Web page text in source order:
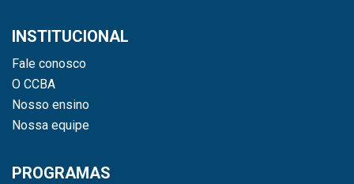
INSTITUCIONAL
Fale conosco
O CCBA
Nosso ensino
Nossa equipe
PROGRAMAS